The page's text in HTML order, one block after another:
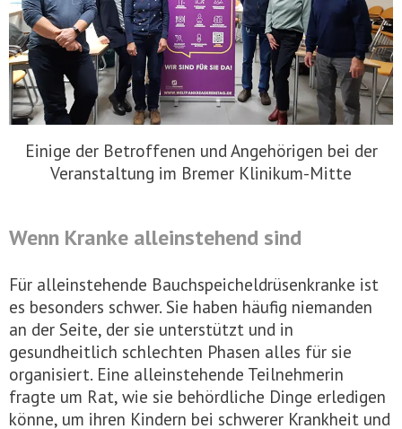
Einige der Betroffenen und Angehörigen bei der
Veranstaltung im Bremer Klinikum-Mitte
Wenn Kranke alleinstehend sind
Für alleinstehende Bauchspeicheldrüsenkranke ist
es besonders schwer. Sie haben häufig niemanden
an der Seite, der sie unterstützt und in
gesundheitlich schlechten Phasen alles für sie
organisiert. Eine alleinstehende Teilnehmerin
fragte um Rat, wie sie behördliche Dinge erledigen
könne, um ihren Kindern bei schwerer Krankheit und